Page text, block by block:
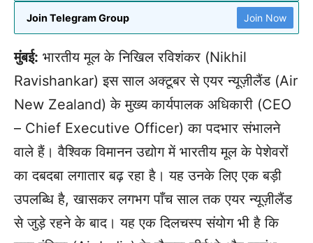
Join Telegram Group Join Now
मुंबई: भारतीय मूल के निखिल रविशंकर (Nikhil
Ravishankar) इस साल अक्टूबर से एयर न्यूज़ीलैंड (Air
New Zealand) के मुख्य कार्यपालक अधिकारी (CEO
– Chief Executive Officer) का पदभार संभालने
वाले हैं। वैश्विक विमानन उद्योग में भारतीय मूल के पेशेवरों
का दबदबा लगातार बढ़ रहा है। यह उनके लिए एक बड़ी
उपलब्धि है, खासकर लगभग पाँच साल तक एयर न्यूज़ीलैंड
से जुड़े रहने के बाद। यह एक दिलचस्प संयोग भी है कि